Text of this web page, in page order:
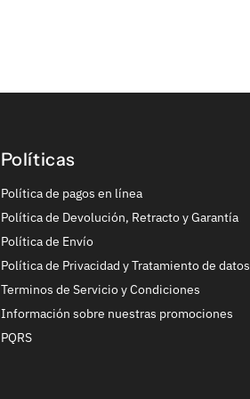
Políticas
Política de pagos en línea
Política de Devolución, Retracto y Garantía
Política de Envío
Política de Privacidad y Tratamiento de datos
Terminos de Servicio y Condiciones
Información sobre nuestras promociones
PQRS